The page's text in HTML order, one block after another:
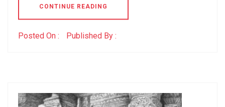
CONTINUE READING
Posted On : Published By :